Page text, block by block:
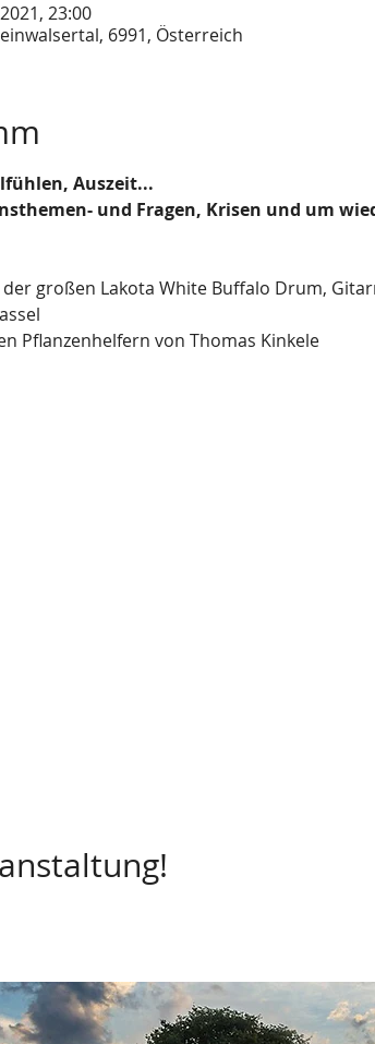
23:00
6991, Österreich
Auszeit...
und Fragen, Krisen und um
großen Lakota White Buffalo Drum,
Pflanzenhelfern von Thomas Kinkele